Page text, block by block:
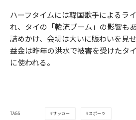
ハーフタイムには韓国歌手によるラ
れ、タイの「韓流ブーム」の影響も
詰めかけ、会場は大いに賑わいを見
益金は昨年の洪水で被害を受けたタ
に使われる。
TAGS サッカー スポーツ